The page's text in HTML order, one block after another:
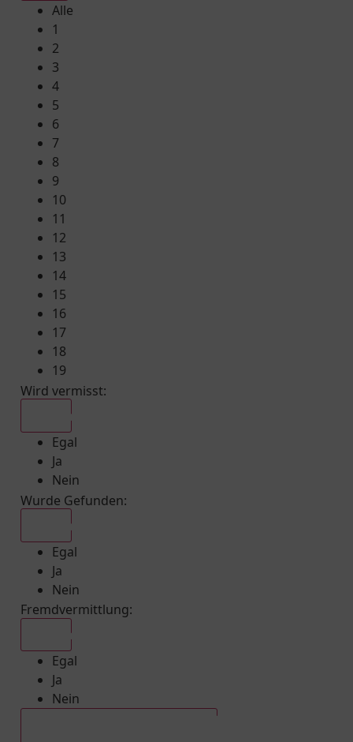
Alle
1
2
3
4
5
6
7
8
9
10
11
12
13
14
15
16
17
18
19
Wird vermisst:
Egal
Ja
Nein
Wurde Gefunden:
Egal
Ja
Nein
Fremdvermittlung:
Egal
Ja
Nein